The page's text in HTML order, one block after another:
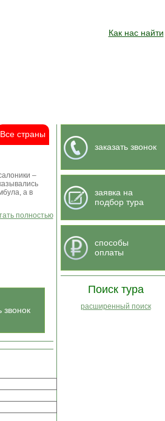
Как нас найти
Все страны
–
а в
полностью
звонок
заказать звонок
заявка на
подбор тура
способы
оплаты
Поиск тура
расширенный поиск